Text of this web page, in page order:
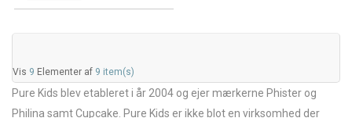
Vis 9 Elementer af 9 item(s)
Pure Kids blev etableret i år 2004 og ejer mærkerne Phister og
Philina samt Cupcake. Pure Kids er ikke blot en virksomhed der